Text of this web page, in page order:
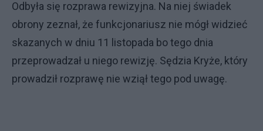
Odbyła się rozprawa rewizyjna. Na niej świadek
obrony zeznał, że funkcjonariusz nie mógł widzieć
skazanych w dniu 11 listopada bo tego dnia
przeprowadzał u niego rewizję. Sędzia Kryże, który
prowadził rozprawę nie wziął tego pod uwagę.